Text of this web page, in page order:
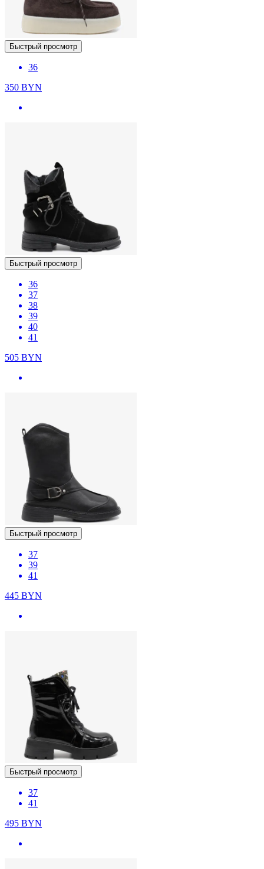
Быстрый просмотр
36
350 BYN
Быстрый просмотр
36
37
38
39
40
41
505 BYN
Быстрый просмотр
37
39
41
445 BYN
Быстрый просмотр
37
41
495 BYN